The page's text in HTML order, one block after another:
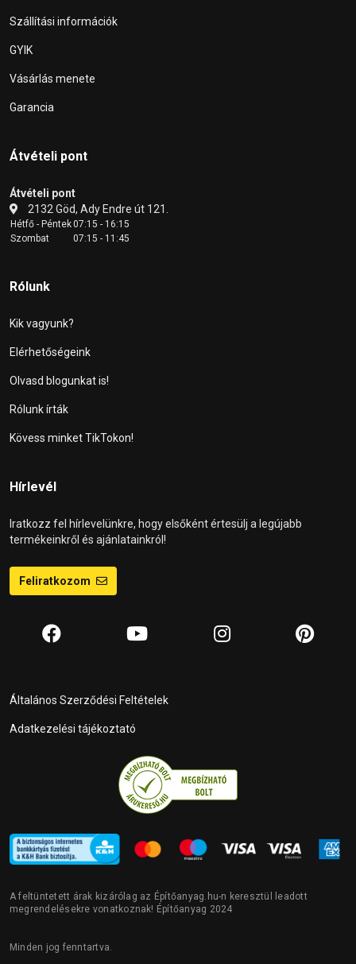
Szállítási információk
GYIK
Vásárlás menete
Garancia
Átvételi pont
Átvételi pont
2132 Göd, Ady Endre út 121.
Hétfő - Péntek07:15 - 16:15
Szombat
07:15 - 11:45
Rólunk
Kik vagyunk?
Elérhetőségeink
Olvasd blogunkat is!
Rólunk írták
Kövess minket TikTokon!
Hírlevél
Iratkozz fel hírlevelünkre, hogy elsőként értesülj a legújabb
termékeinkről és ajánlatainkról!
Feliratkozom
Általános Szerződési Feltételek
Adatkezelési tájékoztató
A feltüntetett árak kizárólag az Építőanyag.hu-n keresztül leadott
megrendelésekre vonatkoznak! Építőanyag 2024
Minden jog fenntartva.